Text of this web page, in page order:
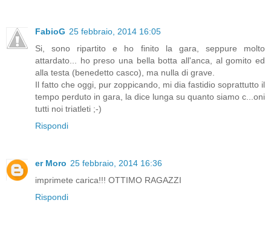
FabioG 25 febbraio, 2014 16:05
Si, sono ripartito e ho finito la gara, seppure molto
attardato... ho preso una bella botta all'anca, al gomito ed
alla testa (benedetto casco), ma nulla di grave.
Il fatto che oggi, pur zoppicando, mi dia fastidio soprattutto il
tempo perduto in gara, la dice lunga su quanto siamo c...oni
tutti noi triatleti ;-)
Rispondi
er Moro 25 febbraio, 2014 16:36
imprimete carica!!! OTTIMO RAGAZZI
Rispondi